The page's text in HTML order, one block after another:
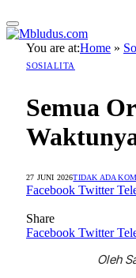
You are at:Home »
SOSIALITA
Semua
27 JUNI 2026TIDAK ADA
Facebook Twitter
Share
Facebook Twitter
Oleh